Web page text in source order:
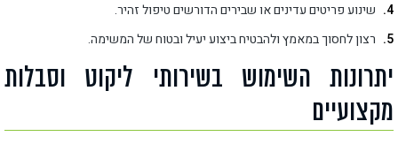
שינוע פריטים עדינים או שבירים הדורשים טיפול זהיר.
רצון לחסוך במאמץ ולהבטיח ביצוע יעיל ובטוח של המשימה.
יתרונות השימוש בשירותי ליקוט וסבלות
מקצועיים